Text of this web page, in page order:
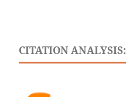
CITATION ANALYSIS: